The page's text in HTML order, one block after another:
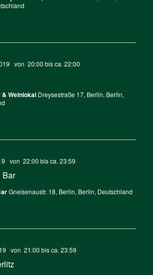
von 20:00 bis ca. 22:00
Weinlokal Dreysestraße 17, Berlin, Berlin,
Bar
von 22:00 bis ca. 23:59
Gneisenaustr. 18, Berlin, Berlin, Deutschland
von 21:00 bis ca. 23:59